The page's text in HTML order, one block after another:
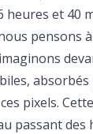
heures et 40
pensons
pixels.
passant des